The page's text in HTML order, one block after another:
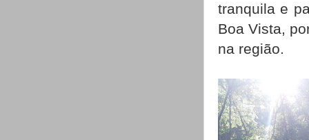
tranquila e
Boa Vista,
na região.